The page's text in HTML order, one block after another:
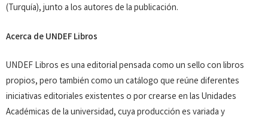
(Turquía), junto a los autores de la publicación.
Acerca de UNDEF Libros
UNDEF Libros es una editorial pensada como un sello con libros
propios, pero también como un catálogo que reúne diferentes
iniciativas editoriales existentes o por crearse en las Unidades
Académicas de la universidad, cuya producción es variada y